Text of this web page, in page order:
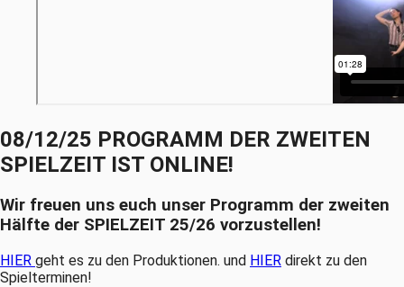
08/12/25 PROGRAMM DER ZWEITEN
SPIELZEIT IST ONLINE!
Wir freuen uns euch unser Programm der zweiten
Hälfte der SPIELZEIT 25/26 vorzustellen!
HIER geht es zu den Produktionen. und HIER direkt zu den
Spielterminen!